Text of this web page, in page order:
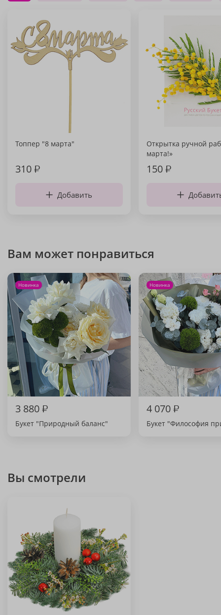
Топпер "8 марта"
310₽
Добавить
Открытка ручной
марта!»
150₽
Вам может понравиться
Новинка
3 880₽
Букет "Природный баланс"
Новинка
4 070₽
Букет "Философия
Вы смотрели